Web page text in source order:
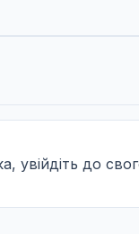
увійдіть до